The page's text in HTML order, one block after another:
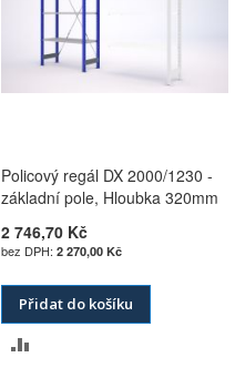
Policový regál DX 2000/1230 -
základní pole, Hloubka 320mm
2 746,70 Kč
2 270,00 Kč
Přidat do košíku